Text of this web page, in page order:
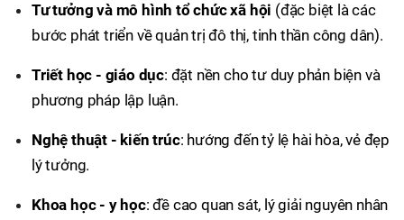
Tư tưởng và mô hình tổ chức xã hội (đặc biệt là các
bước phát triển về quản trị đô thị, tinh thần công dân).
Triết học - giáo dục: đặt nền cho tư duy phản biện và
phương pháp lập luận.
Nghệ thuật - kiến trúc: hướng đến tỷ lệ hài hòa, vẻ đẹp
lý tưởng.
Khoa học - y học: đề cao quan sát, lý giải nguyên nhân